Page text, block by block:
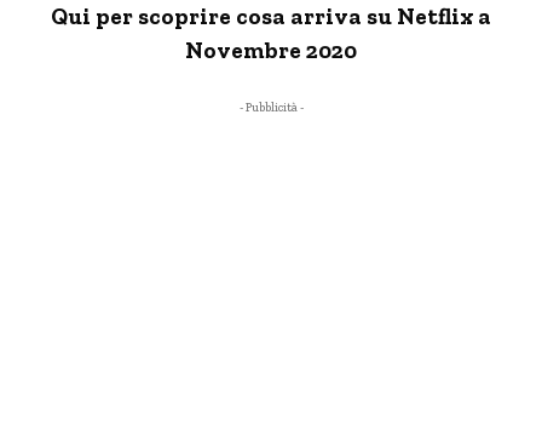
Qui per scoprire cosa arriva su Netflix a
Novembre 2020
- Pubblicità -